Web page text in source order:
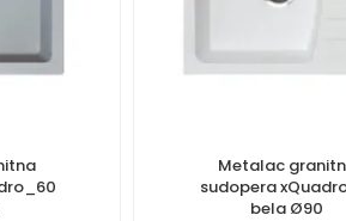
Metalac
sudopera
bela Ø90